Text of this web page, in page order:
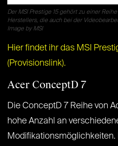
Der MSI Prestige 15 gehört zu einer
Herstellers, die auch bei der
Image by MSI
Hier findet ihr das MSI
(Provisionslink).
Acer ConceptD 7
Die ConceptD 7 Reihe von
hohe Anzahl an